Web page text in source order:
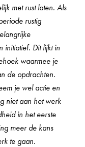
met rust laten. Als
rustig
initiatief. Dit lijkt in
waarmee je
de opdrachten.
je wel actie en
niet aan het werk
in het eerste
meer de kans
te gaan.